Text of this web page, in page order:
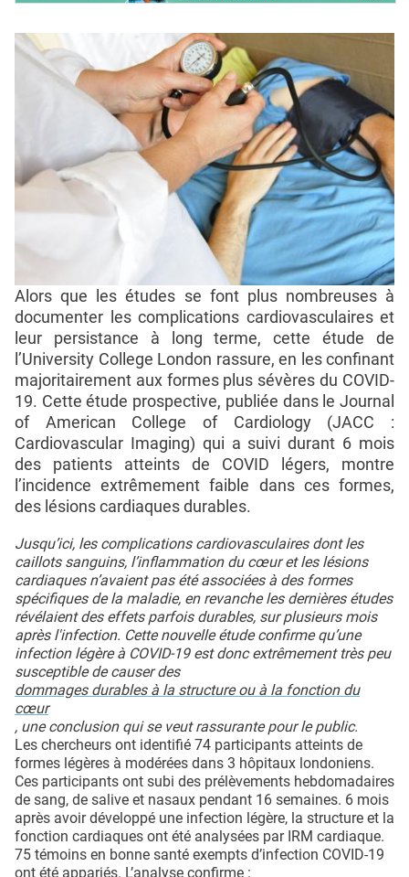
Alors que les études se font plus nombreuses à
documenter les complications cardiovasculaires et
leur persistance à long terme, cette étude de
l’University College London rassure, en les confinant
majoritairement aux formes plus sévères du COVID-
19. Cette étude prospective, publiée dans le Journal
of American College of Cardiology (JACC :
Cardiovascular Imaging) qui a suivi durant 6 mois
des patients atteints de COVID légers, montre
l’incidence extrêmement faible dans ces formes,
des lésions cardiaques durables.
Jusqu’ici, les complications cardiovasculaires dont les
caillots sanguins, l’inflammation du cœur et les lésions
cardiaques n’avaient pas été associées à des formes
spécifiques de la maladie, en revanche les dernières études
révélaient des effets parfois durables, sur plusieurs mois
après l'infection. Cette nouvelle étude confirme qu’une
infection légère à COVID-19 est donc extrêmement très peu
susceptible de causer des
dommages durables à la structure ou à la fonction du
cœur
, une conclusion qui se veut rassurante pour le public.
Les chercheurs ont identifié 74 participants atteints de
formes légères à modérées dans 3 hôpitaux londoniens.
Ces participants ont subi des prélèvements hebdomadaires
de sang, de salive et nasaux pendant 16 semaines. 6 mois
après avoir développé une infection légère, la structure et la
fonction cardiaques ont été analysées par IRM cardiaque.
75 témoins en bonne santé exempts d’infection COVID-19
ont été appariés. L’analyse confirme :